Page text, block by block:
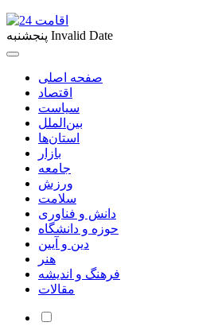
پنجشنبه Invalid Date
صفحه اصلی
اقتصاد
سیاست
بین‌الملل
استان‌ها
بازار
جامعه
ورزش
سلامت
دانش و فناوری
حوزه و دانشگاه
دین و آیین
هنر
فرهنگ و اندیشه
مقالات